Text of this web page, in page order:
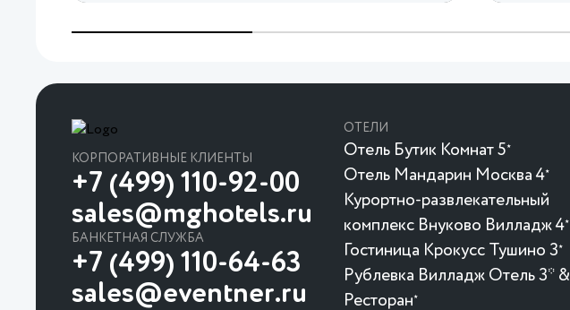
КОРПОРАТИВНЫЕ КЛИЕНТЫ
+7 (499) 110-92-00
sales@mghotels.ru
БАНКЕТНАЯ СЛУЖБА
+7 (499) 110-64-63
sales@eventner.ru
ОТЕЛИ
Отель Бутик Комнат 5★
Отель Мандарин Москва 4★
Курортно-развлекательный
комплекс Внуково Вилладж 4★
Гостиница Крокусc Тушино 3★
Рублевка Вилладж Отель 3* &
Ресторан★